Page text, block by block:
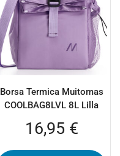
Borsa Termica Muitomas
COOLBAG8LVL 8L Lilla
16,95 €